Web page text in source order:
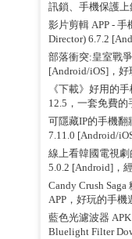
訊鎖、手機保護上
影片剪輯 APP - 手
Director) 6.7.2
部落衝突:皇室戰爭
[Android/iOS]，
《下載》好用的
12.5，一套免費的
可隱藏IP的手機翻
7.11.0 [Android/
線上看韓國電視劇
5.0.2 [Android]，
Candy Crush
APP，好玩的手機
藍色光濾波器
Bluelight Filter